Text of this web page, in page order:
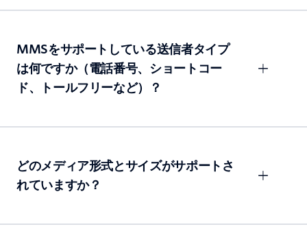
MMSをサポートしている送信者タイプ
は何ですか（電話番号、ショートコー
ド、トールフリーなど）？
どのメディア形式とサイズがサポートさ
れていますか？